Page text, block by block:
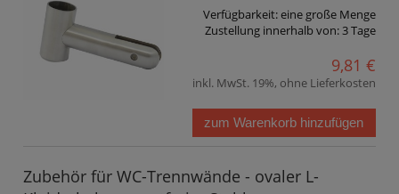
Verfügbarkeit:eine große Menge
Zustellung innerhalb von:3 Tage
9,81 €
inkl. MwSt. 19%, ohne Lieferkosten
zum Warenkorb hinzufügen
Zubehör für WC-Trennwände - ovaler L-